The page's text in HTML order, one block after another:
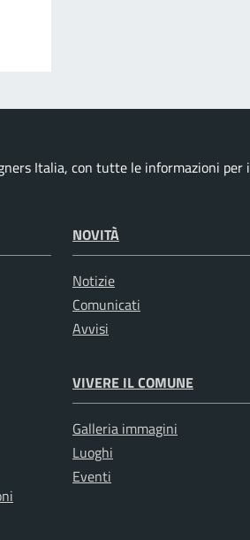
Italia, con tutte le informazioni per i
NOVITÀ
Notizie
Comunicati
Avvisi
VIVERE IL COMUNE
Galleria immagini
Luoghi
Eventi